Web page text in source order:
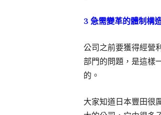
3 急需變革的體制構
公司之前要獲得經營
部門的問題，是這樣
的。
大家知道日本豐田很